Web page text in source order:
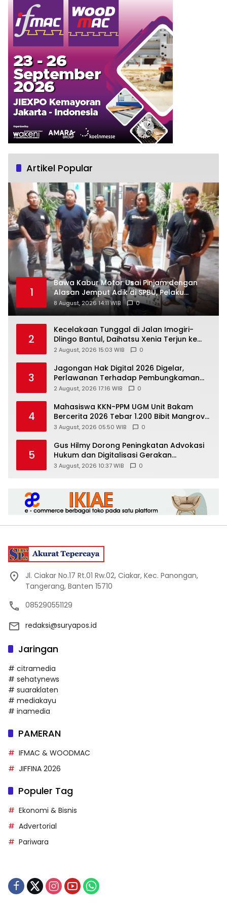
Artikel Popular
1
Bawa Kabur Motor Usai Pinjam dengan
Alasan Jemput Adik di SPBU, Pelaku
Ditangkap Saat COD
8 August, 2026 14:11 WIB 0
2
Kecelakaan Tunggal di Jalan Imogiri-
Dlingo Bantul, Daihatsu Xenia Terjun ke
Jurang
2 August, 2026 15:03 WIB 0
3
Jagongan Hak Digital 2026 Digelar,
Perlawanan Terhadap Pembungkaman
Media Digital
2 August, 2026 17:16 WIB 0
4
Mahasiswa KKN-PPM UGM Unit Bakam
Bercerita 2026 Tebar 1.200 Bibit Mangrove
di Sungai Air Layang
3 August, 2026 05:50 WIB 0
5
Gus Hilmy Dorong Peningkatan Advokasi
Hukum dan Digitalisasi Gerakan
Meningkatkan Kualitas PMII DIY
3 August, 2026 10:37 WIB 0
Jl. Ciakar No.17 Rt.01 Rw.02, Ciakar, Kec. Panongan,
Tangerang, Banten 15710
085290551129
redaksi@suryapos.id
Jaringan
# citramedia
# sehatynews
# suaraklaten
# mediakayu
# inamedia
PAMERAN
IFMAC & WOODMAC
JIFFINA 2026
Populer Tag
Ekonomi & Bisnis
Advertorial
Pariwara